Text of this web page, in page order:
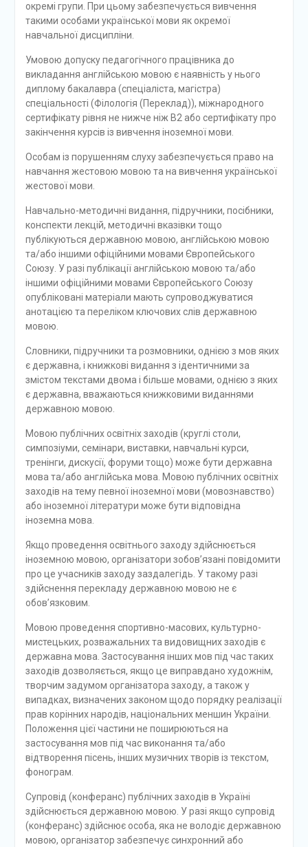
окремі групи. При цьому забезпечується вивчення
такими особами української мови як окремої
навчальної дисципліни.
Умовою допуску педагогічного працівника до
викладання англійською мовою є наявність у нього
диплому бакалавра (спеціаліста, магістра)
спеціальності (Філологія (Переклад)), міжнародного
сертифікату рівня не нижче ніж В2 або сертифікату про
закінчення курсів із вивчення іноземної мови.
Особам із порушенням слуху забезпечується право на
навчання жестовою мовою та на вивчення української
жестової мови.
Навчально-методичні видання, підручники, посібники,
конспекти лекцій, методичні вказівки тощо
публікуються державною мовою, англійською мовою
та/або іншими офіційними мовами Європейського
Союзу. У разі публікації англійською мовою та/або
іншими офіційними мовами Європейського Союзу
опубліковані матеріали мають супроводжуватися
анотацією та переліком ключових слів державною
мовою.
Словники, підручники та розмовники, однією з мов яких
є державна, і книжкові видання з ідентичними за
змістом текстами двома і більше мовами, однією з яких
є державна, вважаються книжковими виданнями
державною мовою.
Мовою публічних освітніх заходів (круглі столи,
симпозіуми, семінари, виставки, навчальні курси,
тренінги, дискусії, форуми тощо) може бути державна
мова та/або англійська мова. Мовою публічних освітніх
заходів на тему певної іноземної мови (мовознавство)
або іноземної літератури може бути відповідна
іноземна мова.
Якщо проведення освітнього заходу здійснюється
іноземною мовою, організатори зобов’язані повідомити
про це учасників заходу заздалегідь. У такому разі
здійснення перекладу державною мовою не є
обов’язковим.
Мовою проведення спортивно-масових, культурно-
мистецьких, розважальних та видовищних заходів є
державна мова. Застосування інших мов під час таких
заходів дозволяється, якщо це виправдано художнім,
творчим задумом організатора заходу, а також у
випадках, визначених законом щодо порядку реалізації
прав корінних народів, національних меншин України.
Положення цієї частини не поширюються на
застосування мов під час виконання та/або
відтворення пісень, інших музичних творів із текстом,
фонограм.
Супровід (конферанс) публічних заходів в Україні
здійснюється державною мовою. У разі якщо супровід
(конферанс) здійснює особа, яка не володіє державною
мовою, організатор забезпечує синхронний або